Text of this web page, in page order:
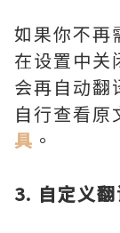
如果你不再
在设置中关
会再自动翻
自行查看原
具 。
3. 自定义